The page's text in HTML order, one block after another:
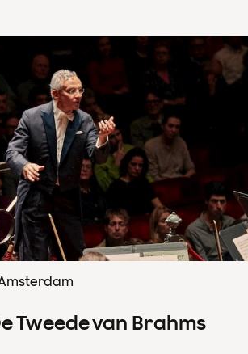
Tweede van Brahms